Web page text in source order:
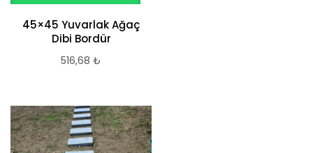
45×45 Yuvarlak Ağaç
Dibi Bordür
516,68 ₺